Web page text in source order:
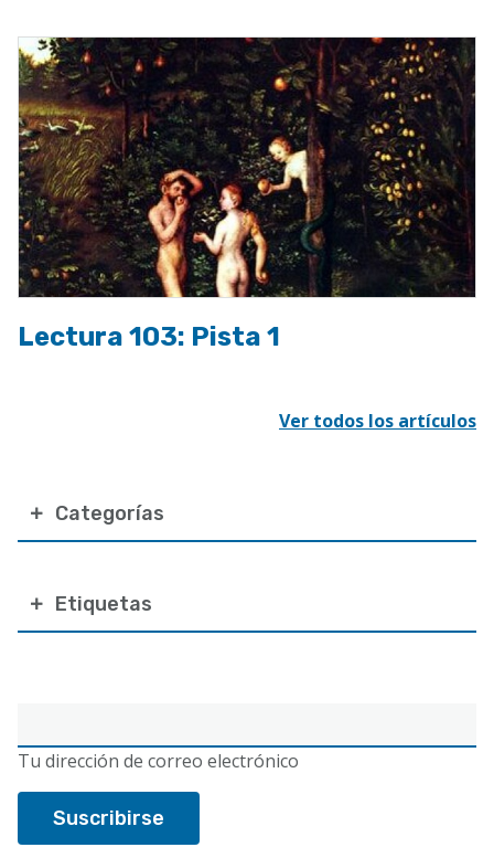
electrónico
Tu dirección de correo electrónico
Categorías
Etiquetas
Lectura 103: Pista 1
Ver todos los artículos